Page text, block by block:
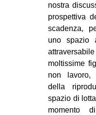
nostra
prospettiva
scadenza,
uno spazio
moltissime
non lavoro,
della
spazio di
momento